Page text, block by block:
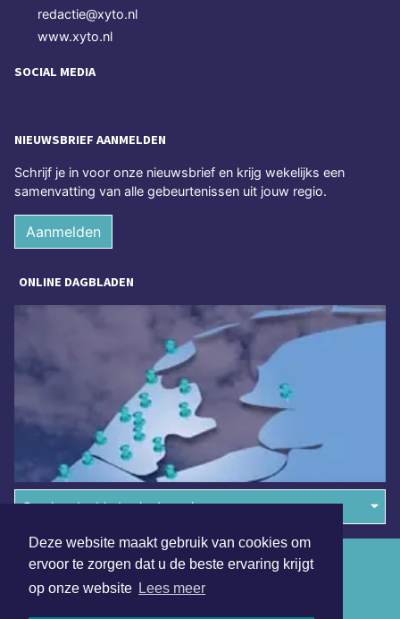
Deze website maakt gebruik van cookies om
ervoor te zorgen dat u de beste ervaring krijgt
op onze website Lees meer
redactie@xyto.nl
www.xyto.nl
SOCIAL MEDIA
NIEUWSBRIEF AANMELDEN
Schrijf je in voor onze nieuwsbrief en krijg wekelijks een
samenvatting van alle gebeurtenissen uit jouw regio.
Aanmelden
ONLINE DAGBLADEN
Overige dagbladen in de regio
Algemene voorwaarden
Disclaimer